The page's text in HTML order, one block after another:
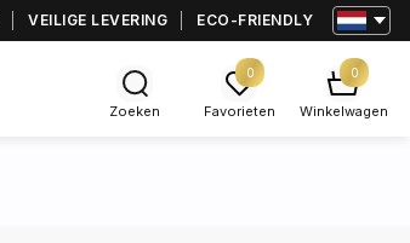
VEILIGE LEVERING ECO-FRIENDLY
Zoeken
0
Favorieten
0
Winkelwagen